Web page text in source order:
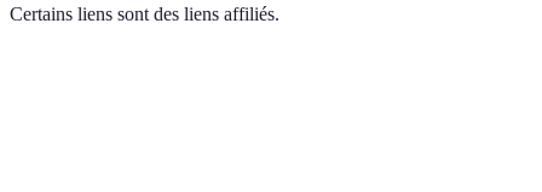
Certains liens sont des liens affiliés.